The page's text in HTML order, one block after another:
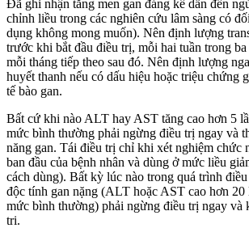
Đã ghi nhận tăng men gan đáng kể dẫn đến
chỉnh liều trong các nghiên cứu lâm sàng có
dụng không mong muốn). Nên định lượng
trước khi bắt đầu điều trị, mỗi hai tuần trong
mỗi tháng tiếp theo sau đó. Nên định lượng
huyết thanh nếu có dấu hiệu hoặc triệu chứng
tế bào gan.
Bất cứ khi nào ALT hay AST tăng cao hơn 5
mức bình thường phải ngừng điều trị ngay và
năng gan. Tái điều trị chỉ khi xét nghiệm chức
ban đầu của bệnh nhân và dùng ở mức liều
cách dùng). Bất kỳ lúc nào trong quá trình
độc tính gan nặng (ALT hoặc AST cao hơn 20
mức bình thường) phải ngừng điều trị ngay và
tri.